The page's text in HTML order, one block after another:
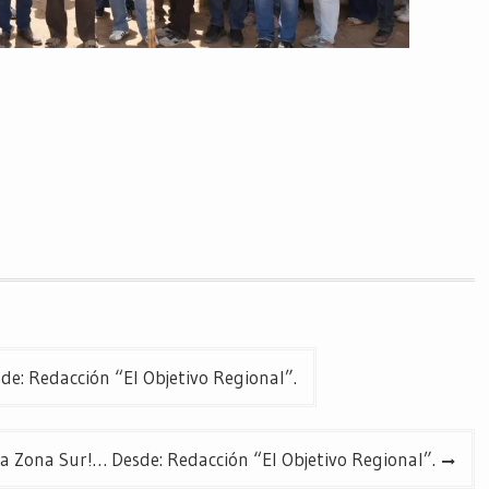
Redacción “El Objetivo Regional”.
Zona Sur!… Desde: Redacción “El Objetivo Regional”.